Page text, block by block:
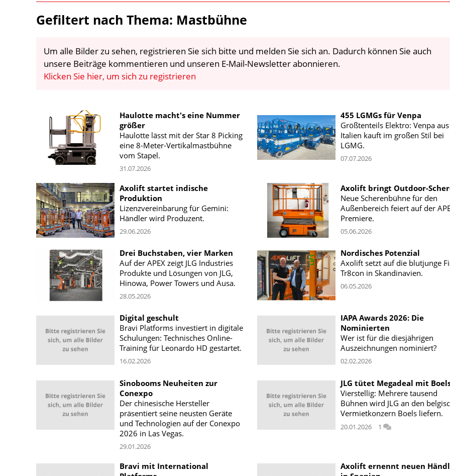
Gefiltert nach Thema: Mastbühne
Um alle Bilder zu sehen, registrieren Sie sich bitte und melden Sie sich an. Dadurch können Sie auch
unsere Beiträge kommentieren und unseren E-Mail-Newsletter abonnieren.
Klicken Sie hier, um sich zu registrieren
Haulotte macht's eine Nummer
größer
Haulotte lässt mit der Star 8 Picking
eine 8-Meter-Vertikalmastbühne
vom Stapel.
31.07.2026
455 LGMGs für Venpa
Größtenteils Elektro: Venpa aus
Italien kauft im großen Stil bei
LGMG.
07.07.2026
Axolift startet indische
Produktion
Lizenzvereinbarung für Gemini:
Händler wird Produzent.
29.06.2026
Axolift bringt Outdoor-
Neue Scherenbühne für den
Außenbereich feiert auf der
Premiere.
05.06.2026
Drei Buchstaben, vier Marken
Auf der APEX zeigt JLG Industries
Produkte und Lösungen von JLG,
Hinowa, Power Towers und Ausa.
28.05.2026
Nordisches Potenzial
Axolift setzt auf die blutjunge
Tr8con in Skandinavien.
06.05.2026
Digital geschult
Bravi Platforms investiert in digitale
Schulungen: Technisches Online-
Training für Leonardo HD gestartet.
16.02.2026
IAPA Awards 2026: Die
Nominierten
Wer ist für die diesjährigen
Auszeichnungen nominiert?
02.02.2026
Sinobooms Neuheiten zur
Conexpo
Der chinesische Hersteller
präsentiert seine neusten Geräte
und Technologien auf der Conexpo
2026 in Las Vegas.
29.01.2026
JLG tütet Megadeal mit
Vierstellig: Mehrere tausend
Bühnen wird JLG an den
Vermietkonzern Boels liefern.
20.01.2026 1
Bravi mit International
Axolift ernennt neuen